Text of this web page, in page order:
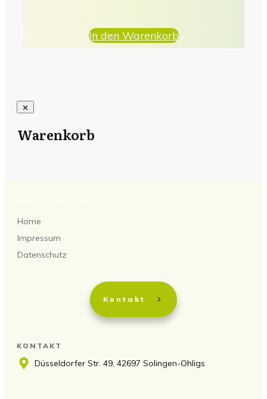
In den Warenkorb
Warenkorb
Home
Impressum
Datenschutz
Kontakt
KONTAKT
Düsseldorfer Str. 49, 42697 Solingen-Ohligs